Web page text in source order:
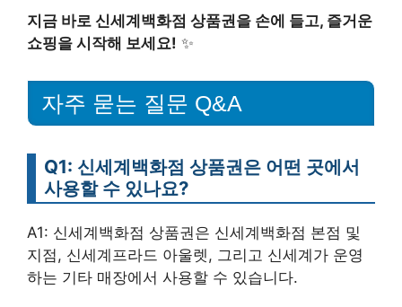
지금 바로 신세계백화점 상품권을 손에 들고, 즐거운
쇼핑을 시작해 보세요! ✨
자주 묻는 질문 Q&A
Q1: 신세계백화점 상품권은 어떤 곳에서
사용할 수 있나요?
A1: 신세계백화점 상품권은 신세계백화점 본점 및
지점, 신세계프라드 아울렛, 그리고 신세계가 운영
하는 기타 매장에서 사용할 수 있습니다.